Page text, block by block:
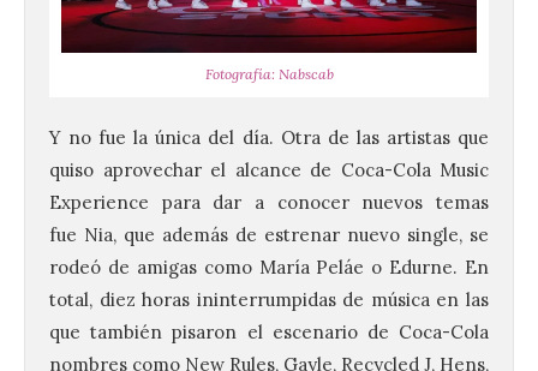
Fotografía: Nabscab
Y no fue la única del día. Otra de las artistas que
quiso aprovechar el alcance de Coca-Cola Music
Experience para dar a conocer nuevos temas
fue Nia, que además de estrenar nuevo single, se
rodeó de amigas como María Peláe o Edurne. En
total, diez horas ininterrumpidas de música en las
que también pisaron el escenario de Coca-Cola
nombres como New Rules, Gayle, Recycled J, Hens,